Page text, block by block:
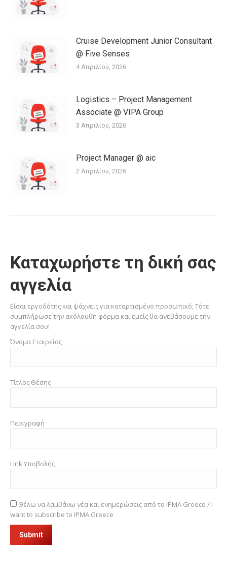
Cruise Development Junior Consultant
@ Five Senses
4 Απριλίου, 2026
Logistics – Project Management
Associate @ VIPA Group
3 Απριλίου, 2026
Project Manager @ aic
2 Απριλίου, 2026
Καταχωρήστε τη δική σας
αγγελία
Είσαι εργοδότης και ψάχνεις για καταρτισμένο προσωπικό; Τότε
συμπλήρωσε την ακόλουθη φόρμα και εμείς θα ανεβάσουμε την
αγγελία σου!
Όνομα Εταιρείας
Τίτλος Θέσης
Περιγραφή
Link Υποβολής
Θέλω να λαμβάνω νέα και ενημερώσεις από το IPMA Greece / I
want to subscribe to IPMA Greece